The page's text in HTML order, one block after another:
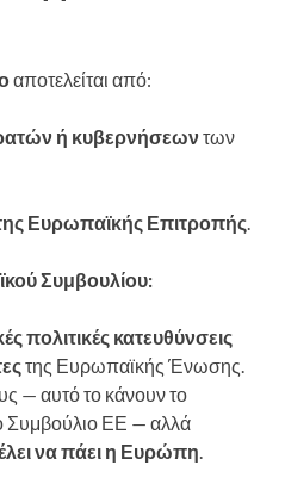
αποτελείται από:
ή κυβερνήσεωντων
Ευρωπαϊκής Επιτροπής
Συμβουλίου:
πολιτικές κατευθύνσεις
της Ευρωπαϊκής Ένωσης.
— αυτό το κάνουν το
Συμβούλιο ΕΕ — αλλά
να πάει η Ευρώπη